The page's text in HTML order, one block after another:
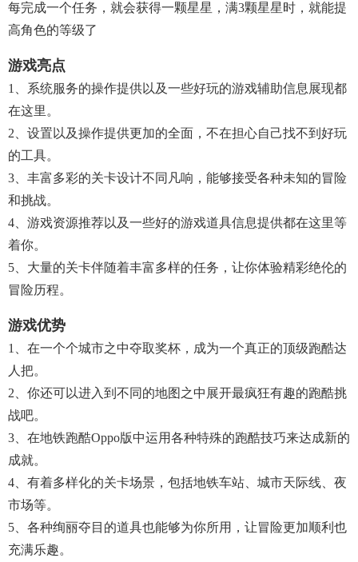
每完成一个任务，就会获得一颗星星，满3颗星星时，就能提
高角色的等级了
游戏亮点
1、系统服务的操作提供以及一些好玩的游戏辅助信息展现都
在这里。
2、设置以及操作提供更加的全面，不在担心自己找不到好玩
的工具。
3、丰富多彩的关卡设计不同凡响，能够接受各种未知的冒险
和挑战。
4、游戏资源推荐以及一些好的游戏道具信息提供都在这里等
着你。
5、大量的关卡伴随着丰富多样的任务，让你体验精彩绝伦的
冒险历程。
游戏优势
1、在一个个城市之中夺取奖杯，成为一个真正的顶级跑酷达
人把。
2、你还可以进入到不同的地图之中展开最疯狂有趣的跑酷挑
战吧。
3、在地铁跑酷oppo版中运用各种特殊的跑酷技巧来达成新的
成就。
4、有着多样化的关卡场景，包括地铁车站、城市天际线、夜
市场等。
5、各种绚丽夺目的道具也能够为你所用，让冒险更加顺利也
充满乐趣。